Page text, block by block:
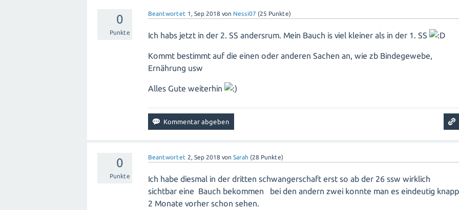
0
Punkte
Beantwortet 1, Sep 2018 von Nessi07 (25 Punkte)
Ich habs jetzt in der 2. SS andersrum. Mein Bauch is viel kleiner als in der 1. SS
Kommt bestimmt auf die einen oder anderen Sachen an, wie zb Bindegewebe,
Ernährung usw
Alles Gute weiterhin
0
Punkte
Beantwortet 2, Sep 2018 vonSarah (28 Punkte)
Ich habe diesmal in der dritten schwangerschaft erst so ab der 26 ssw wirklich
sichtbar eine Bauch bekommen bei den andern zwei konnte man es eindeutig knapp
2 Monate vorher schon sehen.